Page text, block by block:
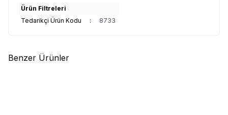
Ürün Filtreleri
Tedarikçi Ürün Kodu
: 8733
Benzer Ürünler